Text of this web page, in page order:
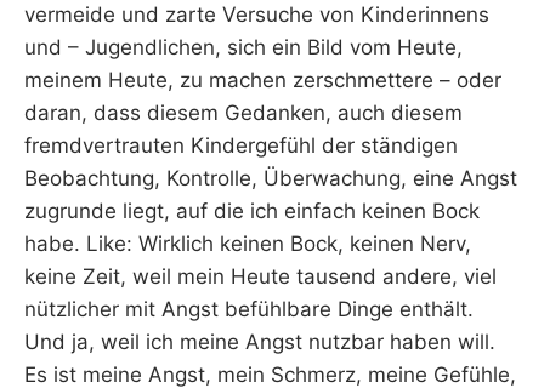
vermeide und zarte Versuche von Kinderinnens
und – Jugendlichen, sich ein Bild vom Heute,
meinem Heute, zu machen zerschmettere – oder
daran, dass diesem Gedanken, auch diesem
fremdvertrauten Kindergefühl der ständigen
Beobachtung, Kontrolle, Überwachung, eine Angst
zugrunde liegt, auf die ich einfach keinen Bock
habe. Like: Wirklich keinen Bock, keinen Nerv,
keine Zeit, weil mein Heute tausend andere, viel
nützlicher mit Angst befühlbare Dinge enthält.
Und ja, weil ich meine Angst nutzbar haben will.
Es ist meine Angst, mein Schmerz, meine Gefühle,